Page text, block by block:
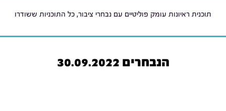
תוכנית ראיונות עומק פוליטיים עם נבחרי ציבור, כל התוכניות ששודרו
הנבחרים 30.09.2022